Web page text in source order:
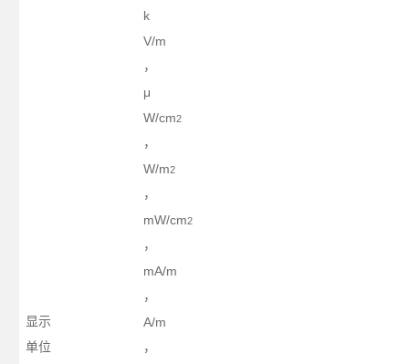
显示
单位
k
V/m
，
μ
W/cm2
，
W/m2
，
mW/cm2
，
mA/m
，
A/m
，